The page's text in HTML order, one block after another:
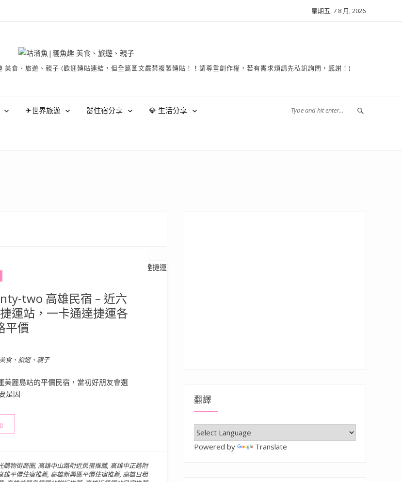
星期五, 7 8 月, 2026
、旅遊、親子 (歡迎轉貼連結，但全篇圖文嚴禁複製轉貼！！請尊重創作權，若有需求煩請先私訊詢問，感謝！)
✈世界旅遊 💒住宿分享 💎 生活分享
two 高雄民宿 – 近六
運站，一卡通達捷運各
平價
食、旅遊、親子
麗島站的平價民宿，當初好朋友會選
是因
“【民宿】高雄．新興區| Rest twenty-two 高雄民宿 – 近六合夜市、南華觀光購物街、美麗島捷運站，一卡通達捷運各站皆方便，價格平價”
購物街商圈, 高雄中山路附近民宿推薦, 高雄中正路附
雄平價住宿推薦, 高雄新興區平價住宿推薦, 高雄日租
翻譯
Powered by Translate